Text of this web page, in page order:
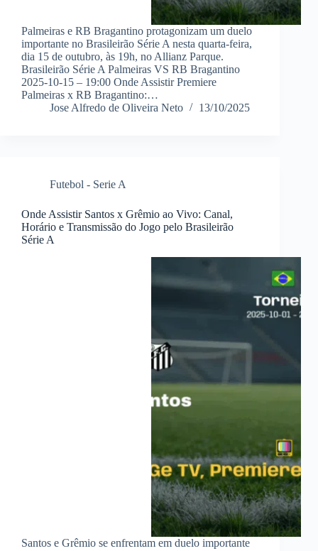
Palmeiras e RB Bragantino protagonizam um duelo
importante no Brasileirão Série A nesta quarta-feira,
dia 15 de outubro, às 19h, no Allianz Parque.
Brasileirão Série A Palmeiras VS RB Bragantino
2025-10-15 – 19:00 Onde Assistir Premiere
Palmeiras x RB Bragantino:…
Jose Alfredo de Oliveira Neto
13/10/2025
Futebol - Serie A
Onde Assistir Santos x Grêmio ao Vivo: Canal,
Horário e Transmissão do Jogo pelo Brasileirão
Série A
Santos e Grêmio se enfrentam em duelo importante